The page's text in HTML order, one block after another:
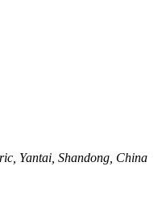
Yantai, Shandong, China